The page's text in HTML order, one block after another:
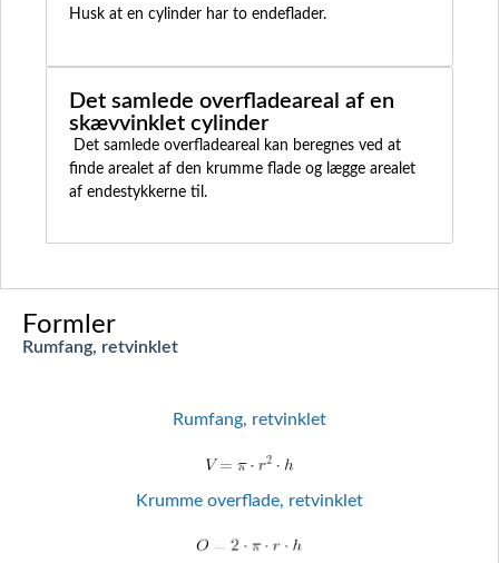
Husk at en cylinder har to endeflader.
Det samlede overfladeareal af en
skævvinklet cylinder
Det samlede overfladeareal kan beregnes ved at
finde arealet af den krumme flade og lægge arealet
af endestykkerne til.
Formler
Rumfang, retvinklet
Rumfang, retvinklet
Krumme overflade, retvinklet